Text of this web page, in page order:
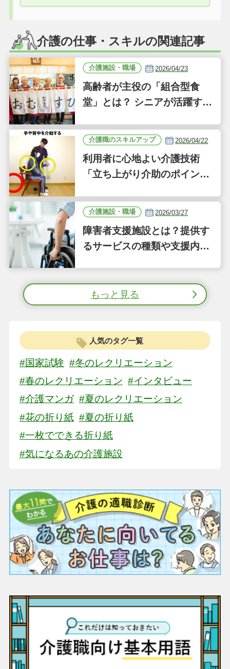
介護の仕事・スキルの関連記事
介護施設・職場 2026/04/23
高齢者が主役の「組合型食
堂」とは？ シニアが活躍する
D」に注目｜気になるあの介
護施設
介護職のスキルアップ 2026/04/22
利用者に心地よい介護技術
「立ち上がり介助のポイン
（41）
介護施設・職場 2026/03/27
障害者支援施設とは？提供す
るサービスの種類や支援内容
もっと見る
人気のタグ一覧
#国家試験 #冬のレクリエーション
#春のレクリエーション #インタビュー
#介護マンガ #夏のレクリエーション
#花の折り紙 #夏の折り紙
#一枚でできる折り紙
#気になるあの介護施設